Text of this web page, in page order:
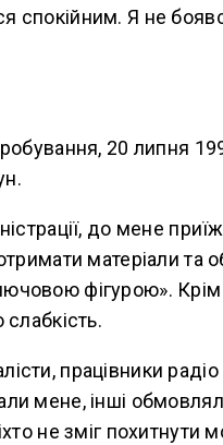
спокійним. Я не
20 липня
до мене
матеріали та
фігурою». Крім
працівники радіо
мене, інші
не зміг похитнути